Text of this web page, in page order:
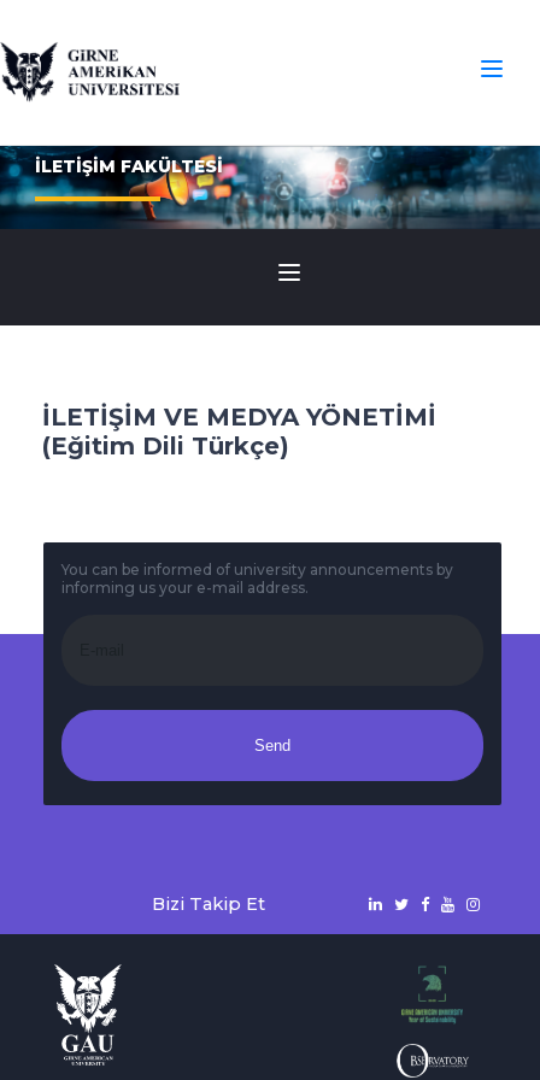
İLETİŞİM FAKÜLTESİ
İLETİŞİM VE MEDYA YÖNETİMİ
(Eğitim Dili Türkçe)
You can be informed of university announcements by
informing us your e-mail address.
Send
Bizi Takip Et